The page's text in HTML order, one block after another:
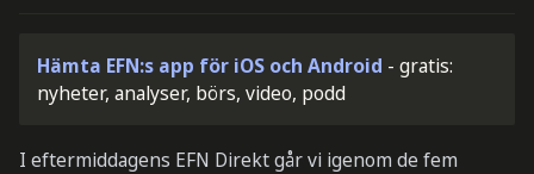
Hämta EFN:s app för iOS och Android - gratis:
nyheter, analyser, börs, video, podd
I eftermiddagens EFN Direkt går vi igenom de fem